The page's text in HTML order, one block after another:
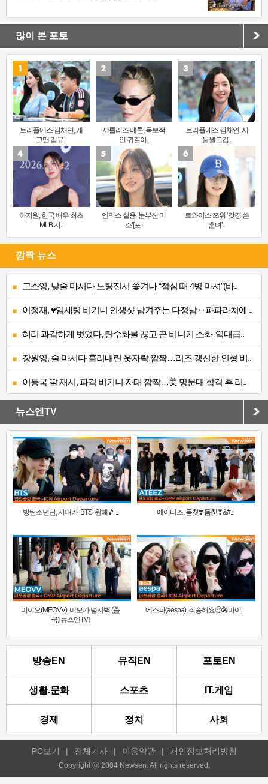
많이 본 포토
트리플에스 김채연, 개
그맨 김규..
샤를리즈 테론, 독보적
인 귀걸이..
트리플에스 김채연, 서
울월드컵..
하지원, 한국 배우 최초
MLB 시..
엔믹스 설윤 ‘눈부신 미
소’[포..
트와이스 쯔위 ‘갓경 쓴
훈녀’..
깜짝 뉴스
고소영, 낮술 마시다 노량진서 쫓겨나 “점심 때 4병 마셔”(바..
이정재, ♥임세령 비키니 인생샷 남겨주는 다정남‥파파라치에 ..
혜리 과감하게 벗었다, 탄수화물 끊고 끈 비니키 소화 ‘역대급..
장원영, 술 마시다 흘러내린 옷자락 깜짝…리즈 갱신한 인형 비..
이동국 딸 재시, 파격 비키니 자태 깜짝…美 명문대 합격 후 리..
뉴스엔TV
방탄소년단, 시대가 ‘BTS’ 원해🎵 .. 에이티즈, 둠칫❣️ 둠칫❣&#..
미야오(MEOVV), 미모가 넘사벽 (출
국)[뉴스엔TV]
에스파(aespa), 죄송해요🥺🎤마이..
방송EN 뮤직EN 포토EN
생활.문화 스포츠 IT.게임
경제 정치 사회
PC보기 | 전체기사 | 이용약관 | 개인정보처리방침
Copyright ⓒ 2004 Newsen. All rights reserved.